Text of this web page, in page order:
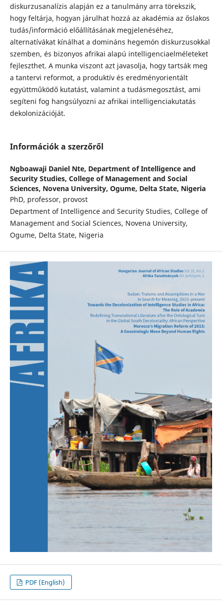
diskurzusanalízis alapján ez a tanulmány arra törekszik,
hogy feltárja, hogyan járulhat hozzá az akadémia az őslakos
tudás/információ előállításának megjelenéséhez,
alternatívákat kínálhat a domináns hegemón diskurzusokkal
szemben, és bizonyos afrikai alapú intelligenciaelméleteket
fejleszthet. A munka viszont azt javasolja, hogy tartsák meg
a tantervi reformot, a produktív és eredményorientált
együttműködő kutatást, valamint a tudásmegosztást, ami
segíteni fog hangsúlyozni az afrikai intelligenciakutatás
dekolonizációját.
Információk a szerzőről
Ngboawaji Daniel Nte, Department of Intelligence and
Security Studies, College of Management and Social
Sciences, Novena University, Ogume, Delta State, Nigeria
PhD, professor, provost
Department of Intelligence and Security Studies, College of
Management and Social Sciences, Novena University,
Ogume, Delta State, Nigeria
PDF (English)